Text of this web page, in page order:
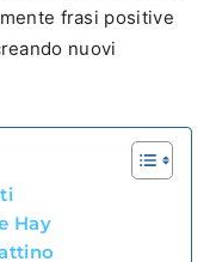
frasi positive
nuovi
Hay